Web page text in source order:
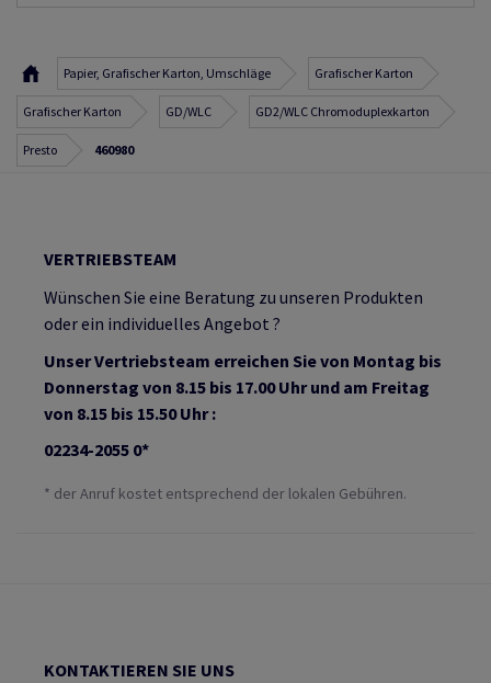
Papier, Grafischer Karton, Umschläge Grafischer Karton
Grafischer Karton GD/WLC GD2/WLC Chromoduplexkarton
Presto 460980
VERTRIEBSTEAM
Wünschen Sie eine Beratung zu unseren Produkten
oder ein individuelles Angebot ?
Unser Vertriebsteam erreichen Sie von Montag bis
Donnerstag von 8.15 bis 17.00 Uhr und am Freitag
von 8.15 bis 15.50 Uhr :
02234-2055 0*
* der Anruf kostet entsprechend der lokalen Gebühren.
KONTAKTIEREN SIE UNS